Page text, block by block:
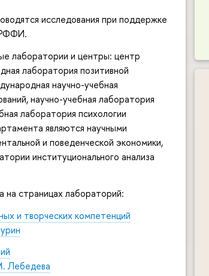
исследования при поддержке
лаборатории и центры: центр
лаборатория позитивной
научно-учебная
научно-учебная лаборатория
лаборатория психологии
являются научными
и поведенческой экономики,
институционального анализа
на страницах лабораторий:
и творческих компетенций
Лебедева